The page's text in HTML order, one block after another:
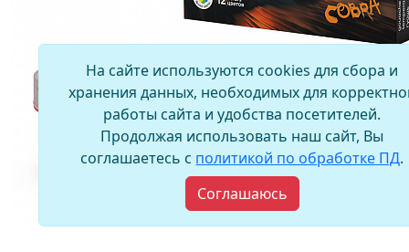
На сайте используются cookies для сбора и
хранения данных, необходимых для
работы сайта и удобства посетителей.
Продолжая использовать наш сайт, Вы
соглашаетесь с политикой по обработке ПД.
Соглашаюсь